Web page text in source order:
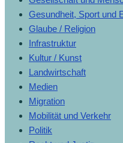
Gesundheit, Sport und
Glaube / Religion
Infrastruktur
Kultur / Kunst
Landwirtschaft
Medien
Migration
Mobilität und Verkehr
Politik